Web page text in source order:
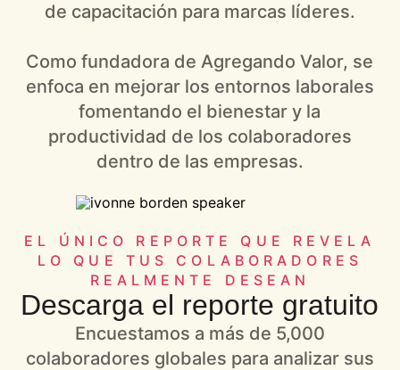
de capacitación para marcas líderes.
Como fundadora de Agregando Valor, se
enfoca en mejorar los entornos laborales
fomentando el bienestar y la
productividad de los colaboradores
dentro de las empresas.
EL ÚNICO REPORTE QUE REVELA
LO QUE TUS COLABORADORES
REALMENTE DESEAN
Descarga el reporte gratuito
Encuestamos a más de 5,000
colaboradores globales para analizar sus